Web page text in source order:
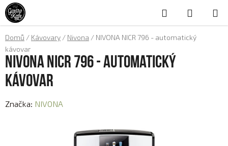
Přejít
na
obsah
Hledat
KOŠÍK
Domů / Kávovary / Nivona / NIVONA NICR 796 - automatický
kávovar
NIVONA NICR 796 - automatický
kávovar
Značka: NIVONA